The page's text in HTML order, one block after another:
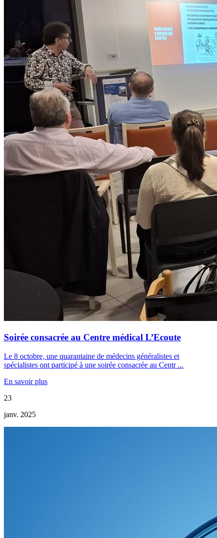
Soirée consacrée au Centre médical L’Ecoute
Le 8 octobre, une quarantaine de médecins généralistes et
spécialistes ont participé à une soirée consacrée au Centr ...
En savoir plus
23
janv. 2025